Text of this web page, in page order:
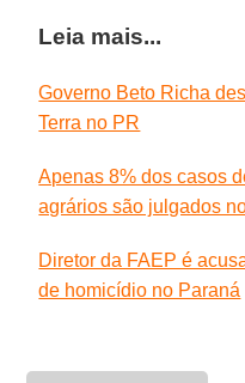
Leia mais...
Governo Beto Richa
Terra no PR
Apenas 8% dos casos
agrários são julgados
Diretor da FAEP é
de homicídio no Paraná